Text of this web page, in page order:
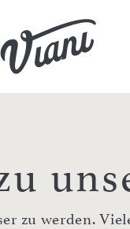
zu werden.